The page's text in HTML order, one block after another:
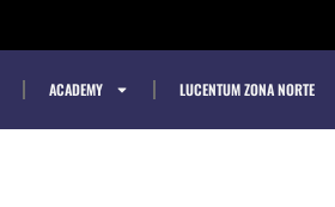
ACADEMY LUCENTUM ZONA NORTE